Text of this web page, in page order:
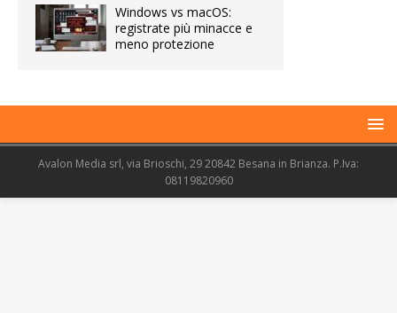
Windows vs macOS:
registrate più minacce e
meno protezione
Avalon Media srl, via Brioschi, 29 20842 Besana in Brianza. P.Iva:
08119820960